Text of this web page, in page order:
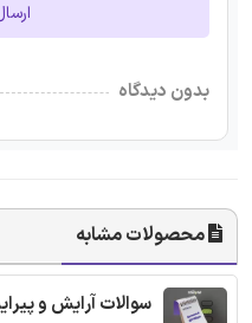
بدون دیدگاه
محصولات مشابه
سوالات آرایش و